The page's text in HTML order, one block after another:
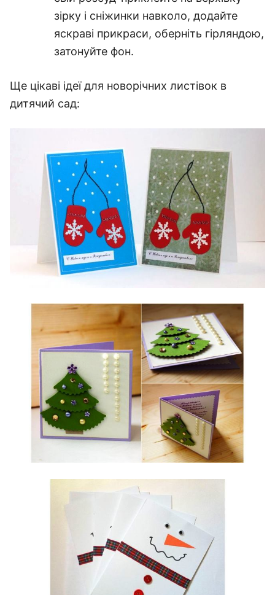
зірку і сніжинки навколо, додайте
яскраві прикраси, оберніть гірляндою,
затонуйте фон.
Ще цікаві ідеї для новорічних листівок в
дитячий сад: